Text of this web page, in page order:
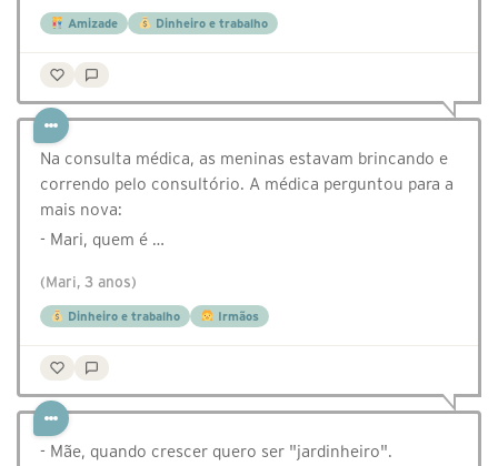
Amizade Dinheiro e trabalho
Na consulta médica, as meninas estavam brincando e
correndo pelo consultório. A médica perguntou para a
mais nova:
- Mari, quem é …
(Mari, 3 anos)
Dinheiro e trabalho Irmãos
- Mãe, quando crescer quero ser "jardinheiro".